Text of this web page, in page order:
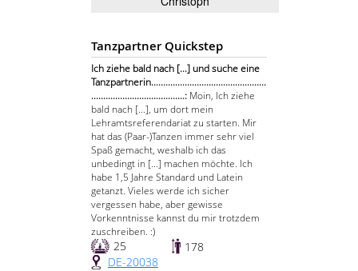
Tanzpartner Quickstep
Ich ziehe bald nach [...] und suche eine
Tanzpartnerin................................................
.......................................: Moin, Ich ziehe
bald nach [...], um dort mein
Lehramtsreferendariat zu starten. Mir
hat das (Paar-)Tanzen immer sehr viel
Spaß gemacht, weshalb ich das
unbedingt in [...] machen möchte. Ich
habe 1,5 Jahre Standard und Latein
getanzt. Vieles werde ich sicher
vergessen habe, aber gewisse
Vorkenntnisse kannst du mir trotzdem
zuschreiben. :)
25
178
DE-20038